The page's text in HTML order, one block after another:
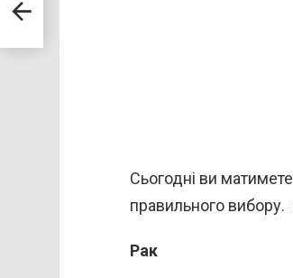
Сьогодні ви матимете
правильного
Рак